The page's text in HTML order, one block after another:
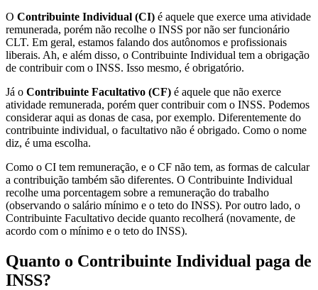
O Contribuinte Individual (CI) é aquele que exerce uma atividade
remunerada, porém não recolhe o INSS por não ser funcionário
CLT. Em geral, estamos falando dos autônomos e profissionais
liberais. Ah, e além disso, o Contribuinte Individual tem a obrigação
de contribuir com o INSS. Isso mesmo, é obrigatório.
Já o Contribuinte Facultativo (CF) é aquele que não exerce
atividade remunerada, porém quer contribuir com o INSS. Podemos
considerar aqui as donas de casa, por exemplo. Diferentemente do
contribuinte individual, o facultativo não é obrigado. Como o nome
diz, é uma escolha.
Como o CI tem remuneração, e o CF não tem, as formas de calcular
a contribuição também são diferentes. O Contribuinte Individual
recolhe uma porcentagem sobre a remuneração do trabalho
(observando o salário mínimo e o teto do INSS). Por outro lado, o
Contribuinte Facultativo decide quanto recolherá (novamente, de
acordo com o mínimo e o teto do INSS).
Quanto o Contribuinte Individual paga de
INSS?